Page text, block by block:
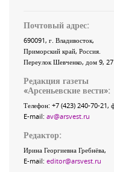
Почтовый адрес:
690091, г. Владивосток,
Приморский край, Россия
Переулок Шевченко, дом 9, 27
Редакция газеты
«Арсеньевские вести»:
Телефон: +7 (423) 240-70-21,
E-mail: av@arsvest.ru
Редактор:
Ирина Георгиевна Гребнёва,
E-mail: editor@arsvest.ru